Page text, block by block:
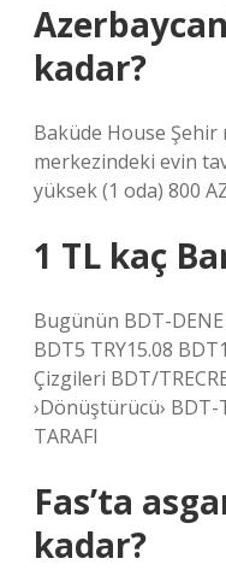
kadar?
Baküde House
merkezindeki evin
yüksek (1 oda) 800
1 TL kaç
Bugünün BDT-DENE
BDT5 TRY15.08
Çizgileri BDT/
›Dönüştürücü› BDT-
TARAFI
Fas’ta
kadar?